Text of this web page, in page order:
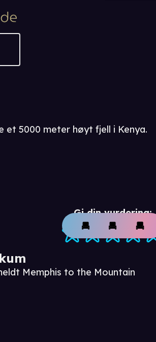
Gi din vurdering:
Memphis to the Mountain
et 5000 meter høyt fjell i Kenya.